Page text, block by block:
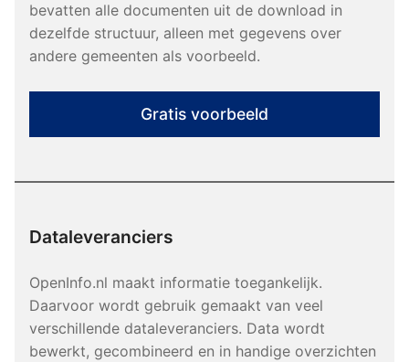
bevatten alle documenten uit de download in
dezelfde structuur, alleen met gegevens over
andere gemeenten als voorbeeld.
Gratis voorbeeld
Dataleveranciers
OpenInfo.nl maakt informatie toegankelijk.
Daarvoor wordt gebruik gemaakt van veel
verschillende dataleveranciers. Data wordt
bewerkt, gecombineerd en in handige overzichten